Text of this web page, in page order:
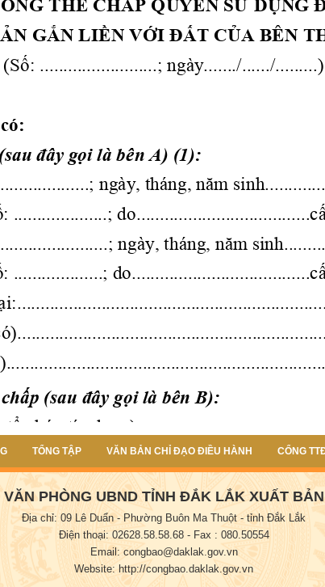
TỔNG TẬP VĂN BẢN CHỈ ĐẠO ĐIỀU HÀNH CỔNG
VĂN PHÒNG UBND TỈNH ĐẮK LẮK XUẤT BẢN
Địa chỉ: 09 Lê Duẩn - Phường Buôn Ma Thuột - tỉnh Đắk Lắk
Điện thoại: 02628.58.58.68- Fax : 080.50554
Email: congbao@daklak.gov.vn
Website: http://congbao.daklak.gov.vn